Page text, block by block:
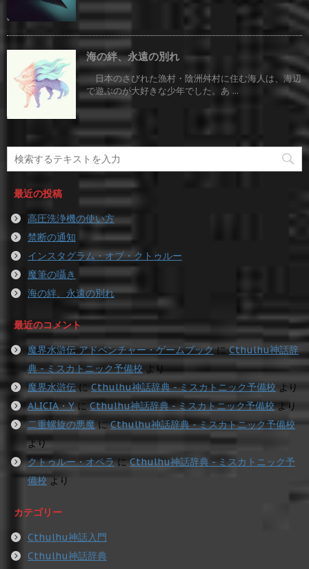
海の絆、永遠の別れ
日本のさびれた漁村・陰洲舛村に住む海人は、海辺
で遊ぶのが大好きな少年でした。あ ...
最近の投稿
高圧洗浄機の使い方
禁断の通知
インスタグラム・オブ・クトゥルー
魔筆の囁き
海の絆、永遠の別れ
最近のコメント
魔界水滸伝 アドベンチャー・ゲームブックにCthulhu神話辞
典 - ミスカトニック予備校 より
魔界水滸伝 に Cthulhu神話辞典 - ミスカトニック予備校 より
ALICIA・YにCthulhu神話辞典 - ミスカトニック予備校より
二重螺旋の悪魔にCthulhu神話辞典 - ミスカトニック予備校
より
クトゥルー・オペラにCthulhu神話辞典 - ミスカトニック予
備校より
カテゴリー
Cthulhu神話入門
Cthulhu神話辞典